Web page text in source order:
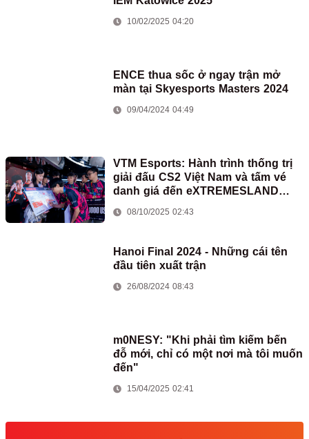
10/02/2025 04:20
ENCE thua sốc ở ngay trận mở
màn tại Skyesports Masters 2024
09/04/2024 04:49
VTM Esports: Hành trình thống trị
giải đấu CS2 Việt Nam và tấm vé
danh giá đến eXTREMESLAND
08/10/2025 02:43
Hanoi Final 2024 - Những cái tên
đầu tiên xuất trận
26/08/2024 08:43
m0NESY: "Khi phải tìm kiếm bến
đỗ mới, chỉ có một nơi mà tôi muốn
đến"
15/04/2025 02:41